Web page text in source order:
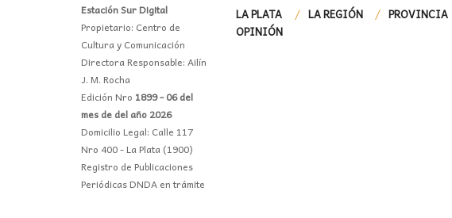
Estación Sur Digital
Propietario: Centro de
Cultura y Comunicación
Directora Responsable: Ailín
J. M. Rocha
Edición Nro 1899 - 06 del
mes de del año 2026
Domicilio Legal: Calle 117
Nro 400 - La Plata (1900)
Registro de Publicaciones
Periódicas DNDA en trámite
LA PLATA LA REGIÓN PROVINCIA
OPINIÓN